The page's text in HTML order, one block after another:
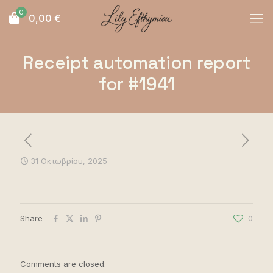
0 0,00 €
Receipt automation report
for #1941
31 Οκτωβρίου, 2025
Share 0
Comments are closed.